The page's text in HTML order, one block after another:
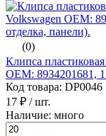
(0)
Клипса
ОЕМ: 8934201681,
Код товара: DP0046
17 ₽ / шт.
Наличие: много